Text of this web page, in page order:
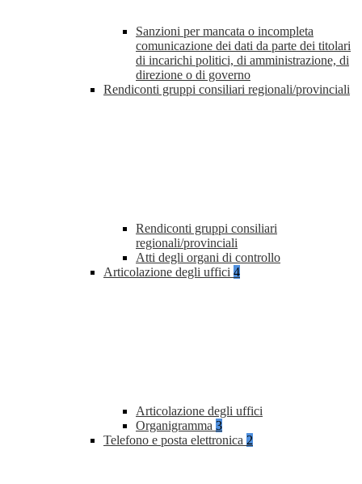
Sanzioni per mancata o incompleta
comunicazione dei dati da parte dei titolari
di incarichi politici, di amministrazione, di
direzione o di governo
Rendiconti gruppi consiliari regionali/provinciali
Rendiconti gruppi consiliari
regionali/provinciali
Atti degli organi di controllo
Articolazione degli uffici 4
Articolazione degli uffici
Organigramma 3
Telefono e posta elettronica 2